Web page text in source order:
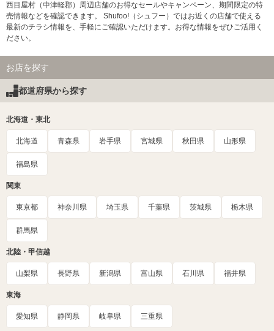
西目屋村（中津軽郡）周辺店舗のお得なセールやキャンペーン、期間限定の特
売情報などを確認できます。 Shufoo!（シュフー）ではお近くの店舗で使える
最新のチラシ情報を、手軽にご確認いただけます。お得な情報をぜひご活用く
ださい。
お店を探す
都道府県から探す
北海道・東北
北海道 青森県 岩手県 宮城県 秋田県 山形県
福島県
関東
東京都 神奈川県 埼玉県 千葉県 茨城県 栃木県
群馬県
北陸・甲信越
山梨県 長野県 新潟県 富山県 石川県 福井県
東海
愛知県 静岡県 岐阜県 三重県